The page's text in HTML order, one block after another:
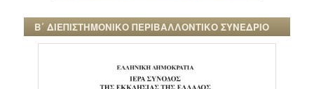
Β΄ ΔΙΕΠΙΣΤΗΜΟΝΙΚΟ ΠΕΡΙΒΑΛΛΟΝΤΙΚΟ ΣΥΝΕΔΡΙΟ